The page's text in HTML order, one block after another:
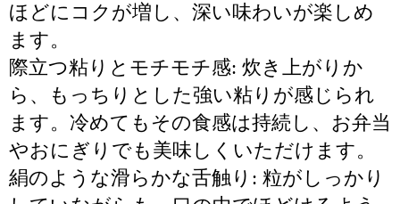
ほどにコクが増し、深い味わいが楽しめ
ます。
際立つ粘りとモチモチ感: 炊き上がりか
ら、もっちりとした強い粘りが感じられ
ます。冷めてもその食感は持続し、お弁当
やおにぎりでも美味しくいただけます。
絹のような滑らかな舌触り: 粒がしっかり